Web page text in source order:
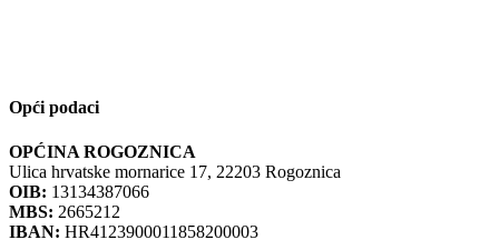
Opći podaci
OPĆINA ROGOZNICA
Ulica hrvatske mornarice 17, 22203 Rogoznica
OIB: 13134387066
MBS: 2665212
IBAN: HR4123900011858200003